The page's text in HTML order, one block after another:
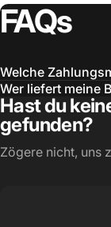
FAQs
Welche
Wer liefert meine
Hast du
gefunden?
Zögere nicht, uns